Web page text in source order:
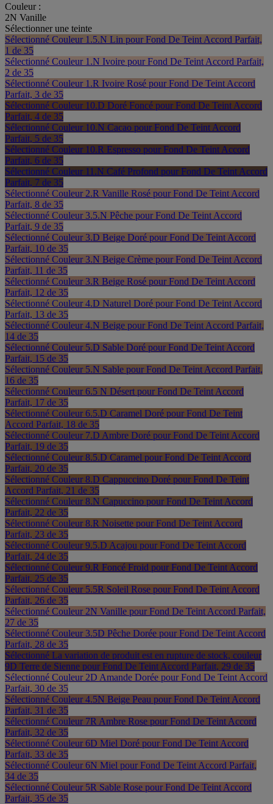
Couleur :
2N Vanille
Sélectionner une teinte
Sélectionné Couleur 1.5.N Lin pour Fond De Teint Accord Parfait,
1 de 35
Sélectionné Couleur 1.N Ivoire pour Fond De Teint Accord Parfait,
2 de 35
Sélectionné Couleur 1.R Ivoire Rosé pour Fond De Teint Accord
Parfait, 3 de 35
Sélectionné Couleur 10.D Doré Foncé pour Fond De Teint Accord
Parfait, 4 de 35
Sélectionné Couleur 10.N Cacao pour Fond De Teint Accord
Parfait, 5 de 35
Sélectionné Couleur 10.R Espresso pour Fond De Teint Accord
Parfait, 6 de 35
Sélectionné Couleur 11.N Café Profond pour Fond De Teint Accord
Parfait, 7 de 35
Sélectionné Couleur 2.R Vanille Rosé pour Fond De Teint Accord
Parfait, 8 de 35
Sélectionné Couleur 3.5.N Pêche pour Fond De Teint Accord
Parfait, 9 de 35
Sélectionné Couleur 3.D Beige Doré pour Fond De Teint Accord
Parfait, 10 de 35
Sélectionné Couleur 3.N Beige Crème pour Fond De Teint Accord
Parfait, 11 de 35
Sélectionné Couleur 3.R Beige Rosé pour Fond De Teint Accord
Parfait, 12 de 35
Sélectionné Couleur 4.D Naturel Doré pour Fond De Teint Accord
Parfait, 13 de 35
Sélectionné Couleur 4.N Beige pour Fond De Teint Accord Parfait,
14 de 35
Sélectionné Couleur 5.D Sable Doré pour Fond De Teint Accord
Parfait, 15 de 35
Sélectionné Couleur 5.N Sable pour Fond De Teint Accord Parfait,
16 de 35
Sélectionné Couleur 6.5 N Désert pour Fond De Teint Accord
Parfait, 17 de 35
Sélectionné Couleur 6.5.D Caramel Doré pour Fond De Teint
Accord Parfait, 18 de 35
Sélectionné Couleur 7.D Ambre Doré pour Fond De Teint Accord
Parfait, 19 de 35
Sélectionné Couleur 8.5.D Caramel pour Fond De Teint Accord
Parfait, 20 de 35
Sélectionné Couleur 8.D Cappuccino Doré pour Fond De Teint
Accord Parfait, 21 de 35
Sélectionné Couleur 8.N Capuccino pour Fond De Teint Accord
Parfait, 22 de 35
Sélectionné Couleur 8.R Noisette pour Fond De Teint Accord
Parfait, 23 de 35
Sélectionné Couleur 9.5.D Acajou pour Fond De Teint Accord
Parfait, 24 de 35
Sélectionné Couleur 9.R Foncé Froid pour Fond De Teint Accord
Parfait, 25 de 35
Sélectionné Couleur 5.5R Soleil Rose pour Fond De Teint Accord
Parfait, 26 de 35
Sélectionné Couleur 2N Vanille pour Fond De Teint Accord Parfait,
27 de 35
Sélectionné Couleur 3.5D Pêche Dorée pour Fond De Teint Accord
Parfait, 28 de 35
Sélectionné La variation de produit est en rupture de stock, couleur
9D Terre de Sienne pour Fond De Teint Accord Parfait, 29 de 35
Sélectionné Couleur 2D Amande Dorée pour Fond De Teint Accord
Parfait, 30 de 35
Sélectionné Couleur 4.5N Beige Peau pour Fond De Teint Accord
Parfait, 31 de 35
Sélectionné Couleur 7R Ambre Rose pour Fond De Teint Accord
Parfait, 32 de 35
Sélectionné Couleur 6D Miel Doré pour Fond De Teint Accord
Parfait, 33 de 35
Sélectionné Couleur 6N Miel pour Fond De Teint Accord Parfait,
34 de 35
Sélectionné Couleur 5R Sable Rose pour Fond De Teint Accord
Parfait, 35 de 35